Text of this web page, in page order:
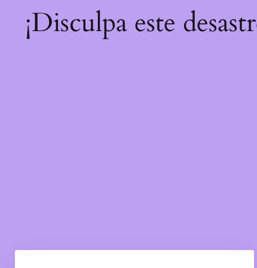
¡Disculpa este